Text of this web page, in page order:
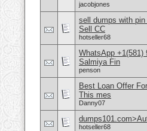
jacobjones
sell dumps with
Sell CC
hotseller68
WhatsApp +1(581)
Salmiya Fin
penson
Best Loan Offer
This mes
Danny07
hotseller68